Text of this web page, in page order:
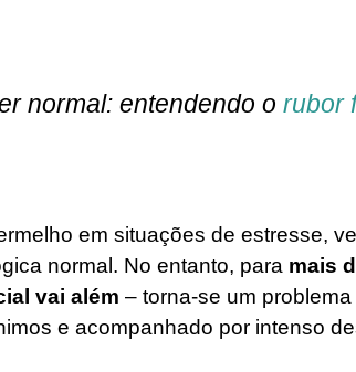
normal: entendendo o rubor
em situações de estresse,
normal. No entanto, para mais
vai além – torna-se um
e acompanhado por intenso